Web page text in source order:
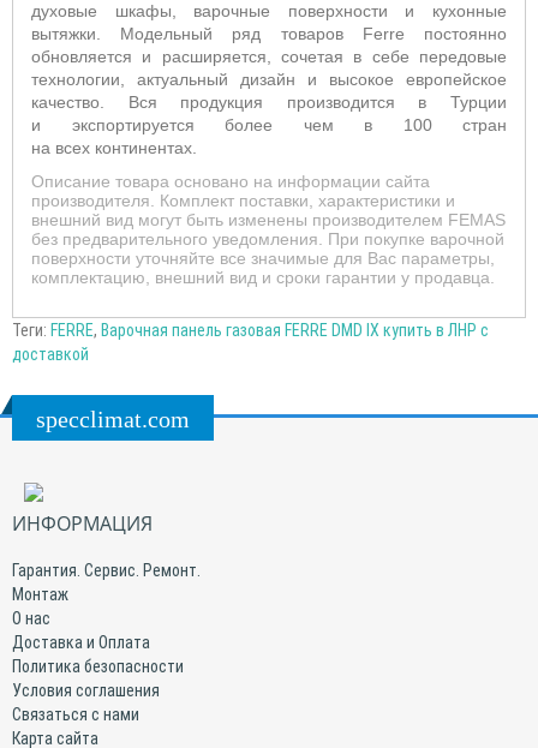
духовые шкафы, варочные поверхности и кухонные
вытяжки. Модельный ряд товаров Ferre постоянно
обновляется и расширяется, сочетая в себе передовые
технологии, актуальный дизайн и высокое европейское
качество. Вся продукция производится в Турции
и экспортируется более чем в 100 стран
на всех континентах.
Описание товара основано на информации сайта
производителя. Комплект поставки, характеристики и
внешний вид могут быть изменены производителем FEMAS
без предварительного уведомления. При покупке варочной
поверхности уточняйте все значимые для Вас параметры,
комплектацию, внешний вид и сроки гарантии у продавца.
Теги: FERRE, Варочная панель газовая FERRE DMD IX купить в ЛНР с
доставкой
specclimat.com
ИНФОРМАЦИЯ
Гарантия. Сервис. Ремонт.
Монтаж
О нас
Доставка и Оплата
Политика безопасности
Условия соглашения
Связаться с нами
Карта сайта